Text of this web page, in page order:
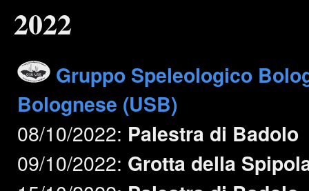
2022
Gruppo Speleologico
Bolognese (USB)
08/10/2022: Palestra di Badolo
09/10/2022: Grotta della